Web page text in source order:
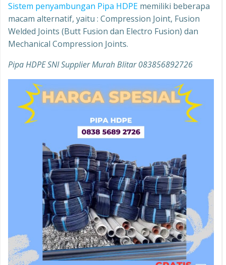
Sistem penyambungan Pipa HDPE memiliki beberapa
macam alternatif, yaitu : Compression Joint, Fusion
Welded Joints (Butt Fusion dan Electro Fusion) dan
Mechanical Compression Joints.
Pipa HDPE SNI Supplier Murah Blitar 083856892726